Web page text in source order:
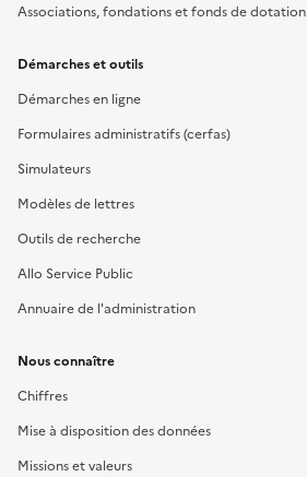
Associations, fondations et fonds de dotation
Démarches et outils
Démarches en ligne
Formulaires administratifs (cerfas)
Simulateurs
Modèles de lettres
Outils de recherche
Allo Service Public
Annuaire de l'administration
Nous connaître
Chiffres
Mise à disposition des données
Missions et valeurs